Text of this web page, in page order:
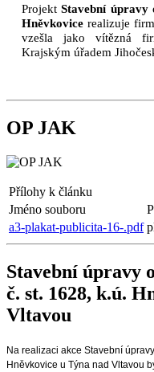
ProjektStavební úpravy
Hněvkovicerealizuje
vzešla jako vítězná
Krajským úřadem
OP JAK
Přílohy k článku
Jméno souboru
a3-plakat-publicita-16-.pdf
Stavební úpravy
č. st. 1628, k.ú.
Vltavou
Na realizaci akce Stavební
Hněvkovice u Týna nad Vltavou